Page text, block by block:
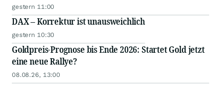
gestern 11:00
DAX – Korrektur ist unausweichlich
gestern 10:30
Goldpreis-Prognose bis Ende 2026: Startet Gold jetzt
eine neue Rallye?
08.08.26, 13:00